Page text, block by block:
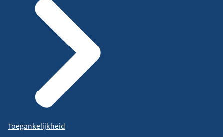
Toegankelijkheid